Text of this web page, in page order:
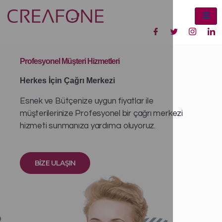
Profesyonel Müşteri Hizmetleri
Herkes İçin Çağrı Merkezi
Esnek ve Bütçenize uygun fiyatlar ile
müşterilerinize Profesyonel bir çağrı merkezi
hizmeti sunmanıza yardımcı oluyoruz.
BIZE ULAŞIN